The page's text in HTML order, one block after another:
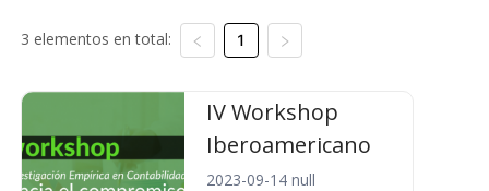
3 elementos en total: 1
IV Workshop
Iberoamericano
2023-09-14 null